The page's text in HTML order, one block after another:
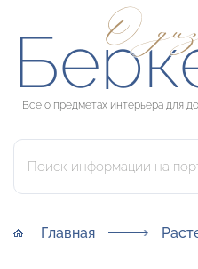
О
Все о предметах интерьера для
Главная